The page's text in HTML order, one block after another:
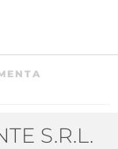
S.R.L.